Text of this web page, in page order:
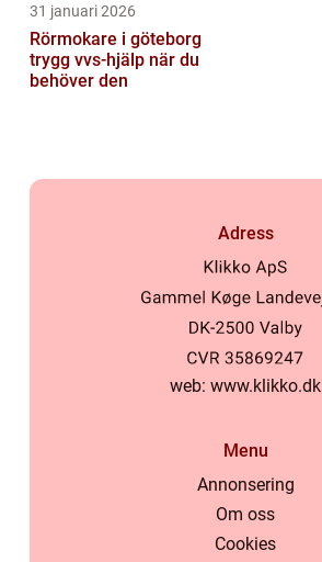
31 januari 2026
Rörmokare i göteborg
trygg vvs-hjälp när du
behöver den
Adress
web: www.klikko.dk
Menu
Annonsering
Om oss
Cookies